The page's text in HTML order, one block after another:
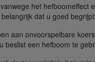
het
dat u goed
aan onvoorspelbare
een hefboom te